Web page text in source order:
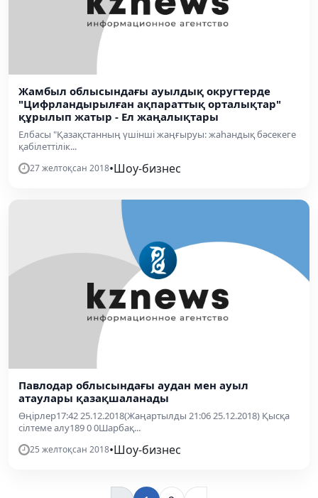
Жамбыл облысындағы ауылдық округтерде
"Цифрландырылған ақпараттық орталықтар"
құрылып жатыр - Ел жаңалықтары
Елбасы "Қазақстанның үшінші жаңғыруы: жаһандық бәсекеге
қабілеттілік...
27 желтоқсан 2018•Шоу-бизнес
Павлодар облысындағы аудан мен ауыл
атаулары қазақшаланады
Өңірлер17:42 25.12.2018(Жаңартылды 21:06 25.12.2018) Қысқа
сілтеме алу189 0 0Шарбақ...
25 желтоқсан 2018•Шоу-бизнес